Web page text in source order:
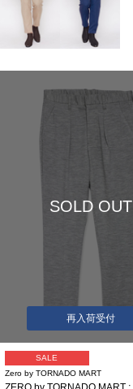
SOLD OUT
再入荷受付
SALE
Zero by TORNADO MART